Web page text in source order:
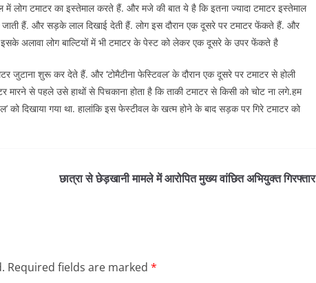
लोग टमाटर का इस्तेमाल करते हैं. और मजे की बात ये है कि इतना ज्यादा टमाटर इस्तेमाल
हैं. और सड़के लाल दिखाई देती हैं. लोग इस दौरान एक दूसरे पर टमाटर फेंकते हैं. और
अलावा लोग बाल्टियों में भी टमाटर के पेस्ट को लेकर एक दूसरे के उपर फेंकते है
जुटाना शुरू कर देते हैं. और ‘टोमैटीना फेस्टिवल’ के दौरान एक दूसरे पर टमाटर से होली
से पहले उसे हाथों से पिचकाना होता है कि ताकी टमाटर से किसी को चोट ना लगे.हम
को दिखाया गया था. हालांकि इस फेस्टीवल के खत्म होने के बाद सड़क पर गिरे टमाटर को
छात्रा से छेड़खानी मामले में आरोपित मुख्य वांछित अभियुक्त गिरफ्तार
Required fields are marked *